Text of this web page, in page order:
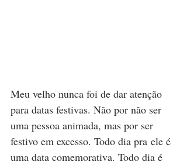
Meu velho nunca foi de dar atenção
para datas festivas. Não por não ser
uma pessoa animada, mas por ser
festivo em excesso. Todo dia pra ele é
uma data comemorativa. Todo dia é